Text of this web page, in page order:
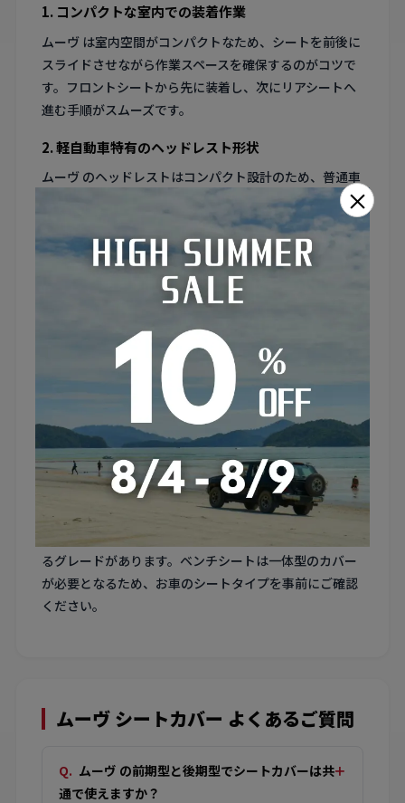
1. コンパクトな室内での装着作業
ムーヴ は室内空間がコンパクトなため、シートを前後に
スライドさせながら作業スペースを確保するのがコツで
す。フロントシートから先に装着し、次にリアシートへ
進む手順がスムーズです。
2. 軽自動車特有のヘッドレスト形状
ムーヴ のヘッドレストはコンパクト設計のため、普通車
用のカバーとはサイズが合いません。軽自動車専用設計
のカバーを選ぶことが重要です。
3. 明るい色で室内を広く見せる
ムーヴ はコンパクトな室内だからこそ、シートカバーの
ー系の明るいカラーは室内を広く開放的に見せる効果が
4. 頻繁な乗り降りに耐える素材選び
ムーヴ は通勤・買い物と毎日使われるケースが多く、乗
り降りの頻度が高い分シートサイドの擦れが気になりま
す。耐摩耗性に優れた素材のカバーが長持ちします。
5. ベンチシートか独立シートかの確認
ムーヴ にはベンチシート仕様と独立シート仕様が存在す
るグレードがあります。ベンチシートは一体型のカバー
が必要となるため、お車のシートタイプを事前にご確認
ください。
ムーヴ シートカバー よくあるご質問
ムーヴ の前期型と後期型でシートカバーは共
通で使えますか？
×